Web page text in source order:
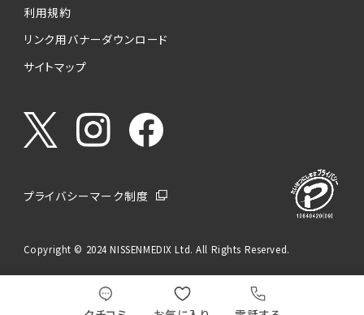
利用規約
リンク用バナーダウンロード
サイトマップ
プライバシーマーク制度
Copyright © 2024 NISSENMEDIX Ltd. All Rights Reserved.